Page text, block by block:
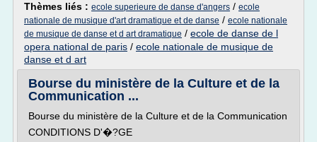
Thèmes liés : ecole superieure de danse d'angers / ecole
nationale de musique d'art dramatique et de danse / ecole nationale
de musique de danse et d art dramatique / ecole de danse de l
opera national de paris / ecole nationale de musique de
danse et d art
Bourse du ministère de la Culture et de la
Communication ...
Bourse du ministère de la Culture et de la Communication
CONDITIONS D'�?GE